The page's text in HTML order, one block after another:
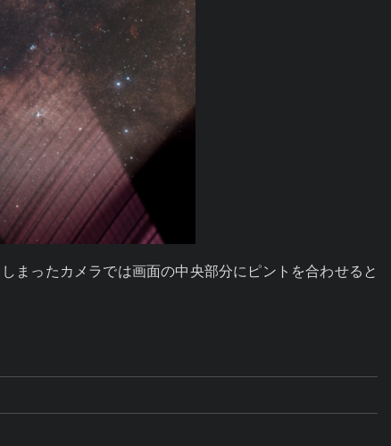
まったカメラでは画面の中央部分にピントを合わせると